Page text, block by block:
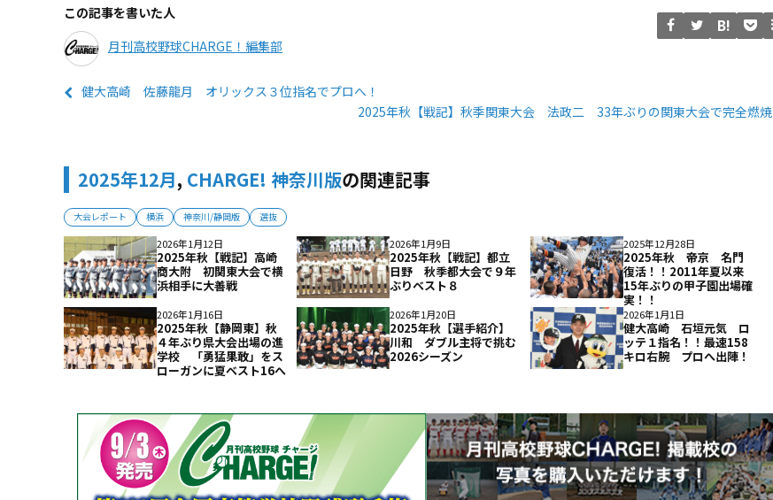
この記事を書いた人
月刊高校野球CHARGE！編集部
健大高崎 佐藤龍月 オリックス３位指名でプロへ！
2025年秋【戦記】秋季関東大会 法政二 33年ぶりの関東大会で完全燃焼
2025年12月, CHARGE! 神奈川版の関連記事
大会レポート 横浜 神奈川/静岡版 選抜
2026年1月12日
2025年秋【戦記】高崎
商大附 初関東大会で横
浜相手に大善戦
2026年1月9日
2025年秋【戦記】都立
日野 秋季都大会で９年
ぶりベスト８
2025年12月28日
2025年秋 帝京 名門
復活！！2011年夏以来
15年ぶりの甲子園出場確
実！！
2026年1月16日
2025年秋【静岡東】秋
４年ぶり県大会出場の進
学校 「勇猛果敢」をス
ローガンに夏ベスト16へ
2026年1月20日
2025年秋【選手紹介】
川和 ダブル主将で挑む
2026シーズン
2026年1月1日
健大高崎 石垣元気 ロ
ッテ１指名！！最速158
キロ右腕 プロへ出陣！